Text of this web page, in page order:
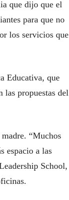
que dijo que el
para que no
los servicios que
Educativa, que
las propuestas del
“Muchos
espacio a las
School,